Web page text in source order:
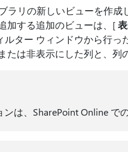
ラリの新しいビューを作
加する追加のビューは、[
ター ウィンドウから行
は非表示にした列と、列
は、SharePoint Online で